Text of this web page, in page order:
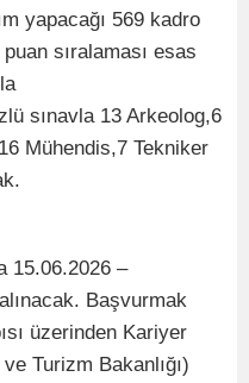
yapacağı 569 kadro
sıralaması esas
sınavla 13 Arkeolog,6
Mühendis,7 Tekniker
15.06.2026 –
Başvurmak
üzerinden Kariyer
Turizm Bakanlığı)